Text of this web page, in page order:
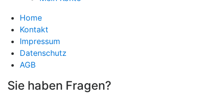
Home
Kontakt
Impressum
Datenschutz
AGB
Sie haben Fragen?